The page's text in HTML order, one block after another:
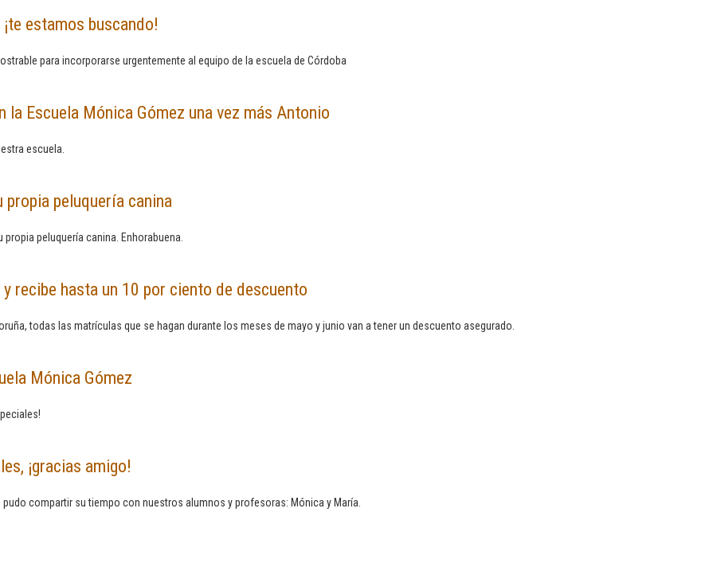
estamos buscando!
para incorporarse urgentemente al equipo de la escuela de Córdoba
Escuela Mónica Gómez una vez más Antonio
escuela.
propia peluquería canina
peluquería canina. Enhorabuena.
recibe hasta un 10 por ciento de descuento
todas las matrículas que se hagan durante los meses de mayo y junio van a tener un descuento asegurado.
Mónica Gómez
¡gracias amigo!
compartir su tiempo con nuestros alumnos y profesoras: Mónica y María.